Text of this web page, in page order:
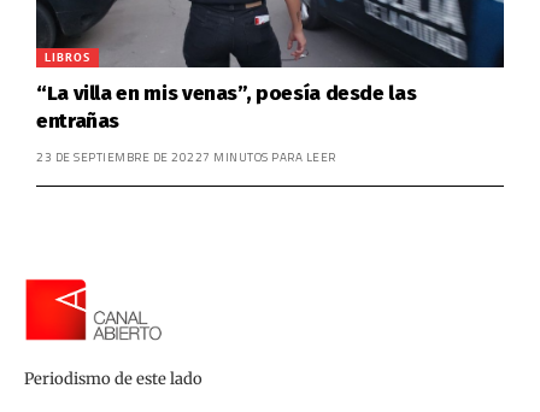
LIBROS
“La villa en mis venas”, poesía desde las
entrañas
23 DE SEPTIEMBRE DE 20227 MINUTOS PARA LEER
Periodismo de este lado